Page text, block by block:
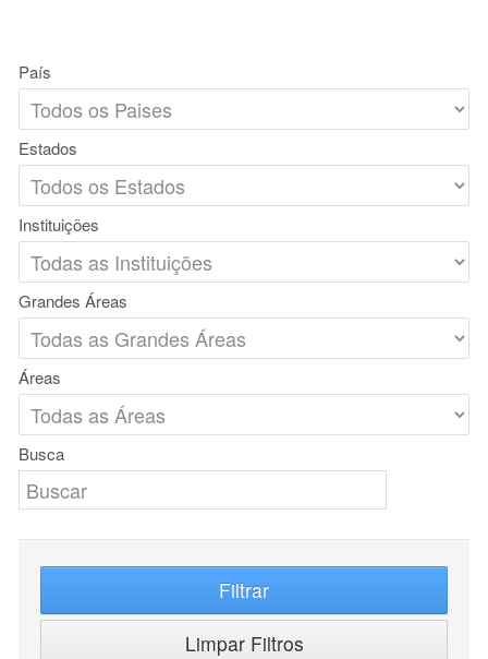
País
Estados
Instituições
Grandes Áreas
Áreas
Busca
Filtrar
Limpar Filtros